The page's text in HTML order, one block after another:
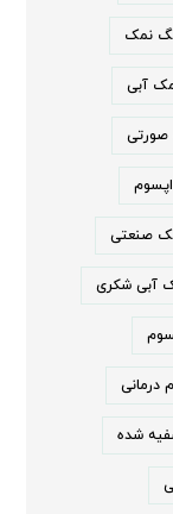
نمک
آبی
صنعتی
آبی شکری
درمانی
شده